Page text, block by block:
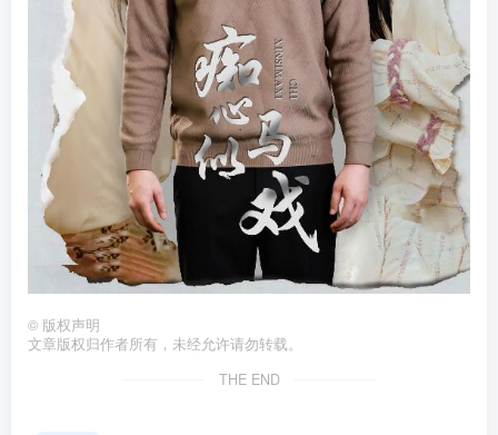
© 版权声明
文章版权归作者所有，未经允许请勿转载。
THE END